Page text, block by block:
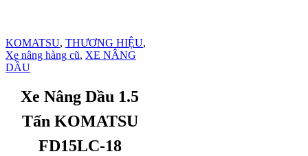
KOMATSU, THƯƠNG HIỆU,
Xe nâng hàng cũ, XE NÂNG
DẦU
Xe Nâng Dầu 1.5
Tấn KOMATSU
FD15LC-18